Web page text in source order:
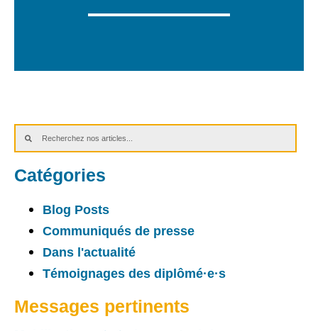
Catégories
Blog Posts
Communiqués de presse
Dans l'actualité
Témoignages des diplômé·e·s
Messages pertinents